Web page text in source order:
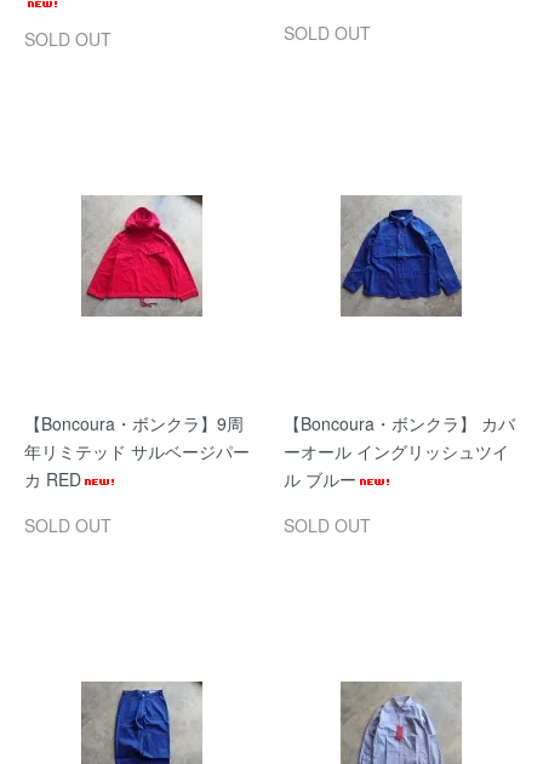
SOLD OUT
SOLD OUT
【Boncoura・ボンクラ】9周
年リミテッド サルベージパー
カ RED
SOLD OUT
【Boncoura・ボンクラ】 カバ
ーオール イングリッシュツイ
ル ブルー
SOLD OUT